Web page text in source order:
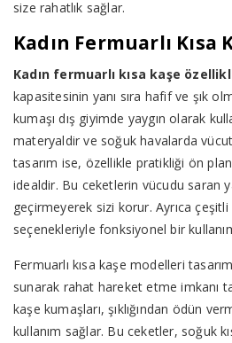
size rahatlık sağlar.
Kadın Fermuarlı Kısa
Kadın fermuarlı kısa kaşe
kapasitesinin yanı sıra hafif ve şık
kumaşı dış giyimde yaygın olarak
materyaldir ve soğuk havalarda vücut
tasarım ise, özellikle pratikliği ön
idealdir. Bu ceketlerin vücudu saran
geçirmeyerek sizi korur. Ayrıca
seçenekleriyle fonksiyonel bir
Fermuarlı kısa kaşe modelleri
sunarak rahat hareket etme imkanı
kaşe kumaşları, şıklığından ödün
kullanım sağlar. Bu ceketler, soğuk